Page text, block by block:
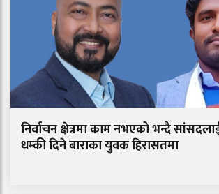
निर्वाचन क्षेत्रमा काम नभएको भन्दै
धम्की दिने बाराका युवक हिरासतमा